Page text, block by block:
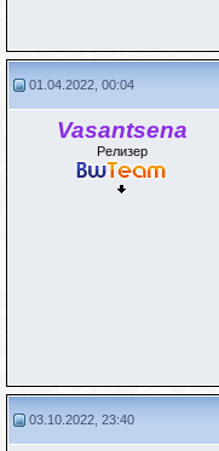
01.04.2022, 00:04
Vasantsena
Релизер
03.10.2022, 23:40